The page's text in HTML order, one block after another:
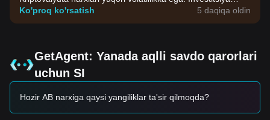
qarorlarini o'zingizning riskga chidamliligingiz asosida qabul
qiling.
Ko'proq ko'rsatish 5 daqiqa oldin
GetAgent: Yanada aqlli savdo qarorlari
uchun SI
Hozir AB narxiga qaysi yangiliklar ta'sir qilmoqda?